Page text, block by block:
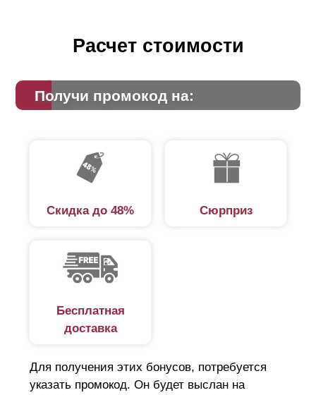
Расчет стоимости
Получи промокод на:
Скидка до 48% Сюрприз
Бесплатная
доставка
Для получения этих бонусов, потребуется
указать промокод. Он будет выслан на